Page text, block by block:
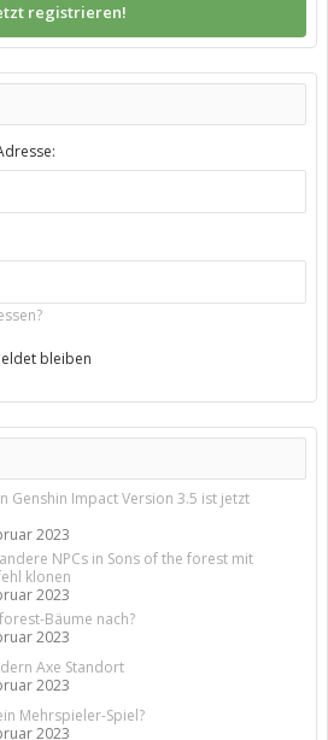
registrieren!
bleiben
Genshin Impact Version 3.5 ist jetzt
2023
NPCs in Sons of the forest mit
klonen
2023
Bäume nach?
2023
Axe Standort
2023
Mehrspieler-Spiel?
2023